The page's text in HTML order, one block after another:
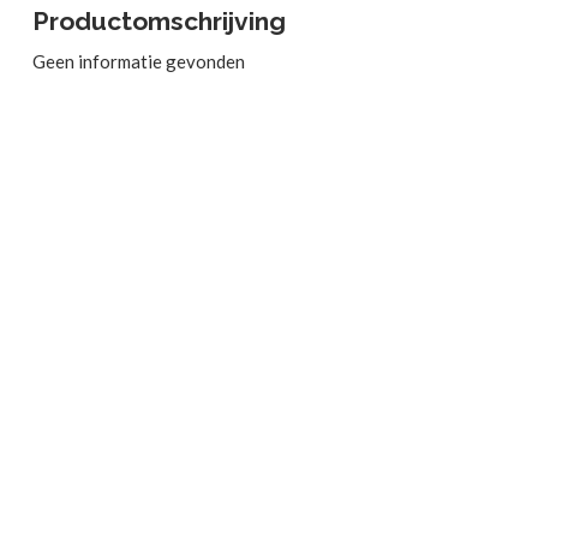
Productomschrijving
Geen informatie gevonden